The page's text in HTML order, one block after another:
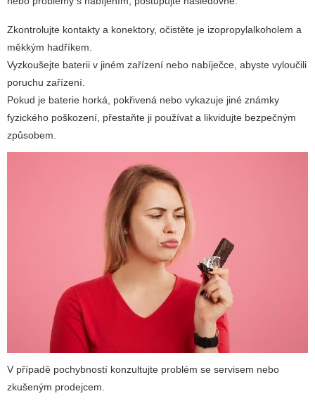
Zkontrolujte kontakty a konektory, očistěte je izopropylalkoholem a
měkkým hadříkem.
Vyzkoušejte baterii v jiném zařízení nebo nabíječce, abyste vyloučili
poruchu zařízení.
Pokud je baterie horká, pokřivená nebo vykazuje jiné známky
fyzického poškození, přestaňte ji používat a likvidujte bezpečným
způsobem.
V případě pochybností konzultujte problém se servisem nebo
zkušeným prodejcem.